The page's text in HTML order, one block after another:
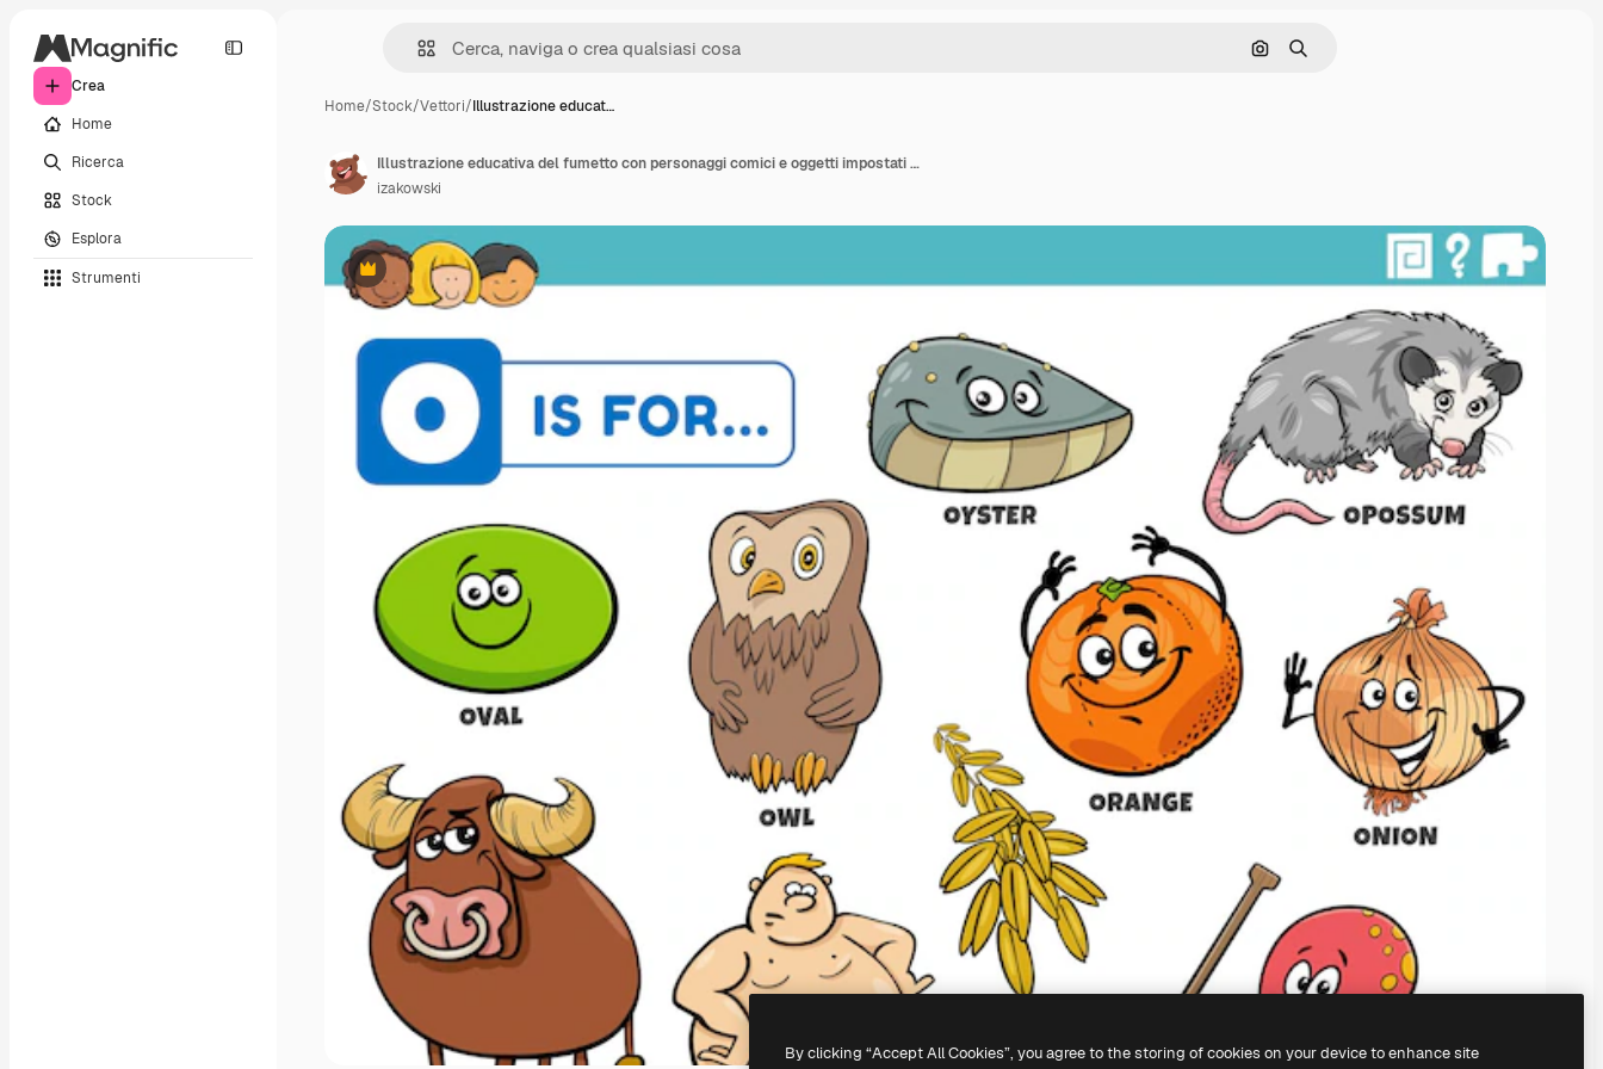
Crea
Home
Ricerca
Stock
Esplora
Strumenti
Cerca per immagine
Ricerca
Home/Stock/Vettori/Illustrazione educat…
Premium
Illustrazione educativa del fumetto con personaggi comici e oggetti impostati per la lettera O
izakowski
By clicking “Accept All Cookies”, you agree to the storing of cookies on your device to enhance site